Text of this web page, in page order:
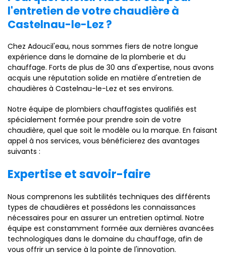
l'entretien de votre chaudière à
Castelnau-le-Lez ?
Chez Adoucil'eau, nous sommes fiers de notre longue
expérience dans le domaine de la plomberie et du
chauffage. Forts de plus de 30 ans d'expertise, nous avons
acquis une réputation solide en matière d'entretien de
chaudières à Castelnau-le-Lez et ses environs.
Notre équipe de plombiers chauffagistes qualifiés est
spécialement formée pour prendre soin de votre
chaudière, quel que soit le modèle ou la marque. En faisant
appel à nos services, vous bénéficierez des avantages
suivants :
Expertise et savoir-faire
Nous comprenons les subtilités techniques des différents
types de chaudières et possédons les connaissances
nécessaires pour en assurer un entretien optimal. Notre
équipe est constamment formée aux dernières avancées
technologiques dans le domaine du chauffage, afin de
vous offrir un service à la pointe de l'innovation.